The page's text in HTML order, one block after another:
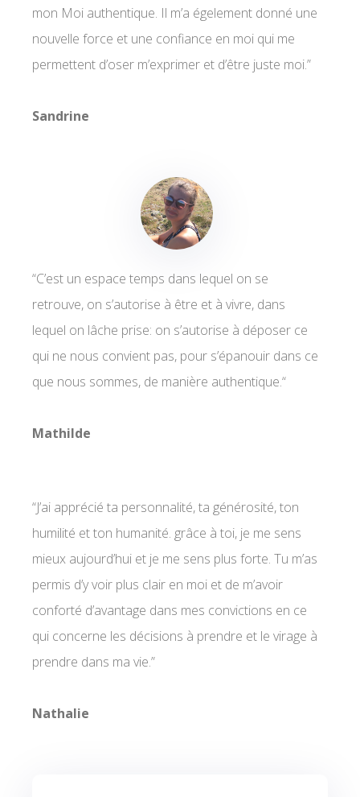
mon Moi authentique. Il m’a égelement donné une
nouvelle force et une confiance en moi qui me
permettent d’oser m’exprimer et d’être juste moi.”
Sandrine
“C’est un espace temps dans lequel on se
retrouve, on s’autorise à être et à vivre, dans
lequel on lâche prise: on s’autorise à déposer ce
qui ne nous convient pas, pour s’épanouir dans ce
que nous sommes, de manière authentique.“
Mathilde
“J’ai apprécié ta personnalité, ta générosité, ton
humilité et ton humanité. grâce à toi, je me sens
mieux aujourd’hui et je me sens plus forte. Tu m’as
permis d’y voir plus clair en moi et de m’avoir
conforté d’avantage dans mes convictions en ce
qui concerne les décisions à prendre et le virage à
prendre dans ma vie.”
Nathalie